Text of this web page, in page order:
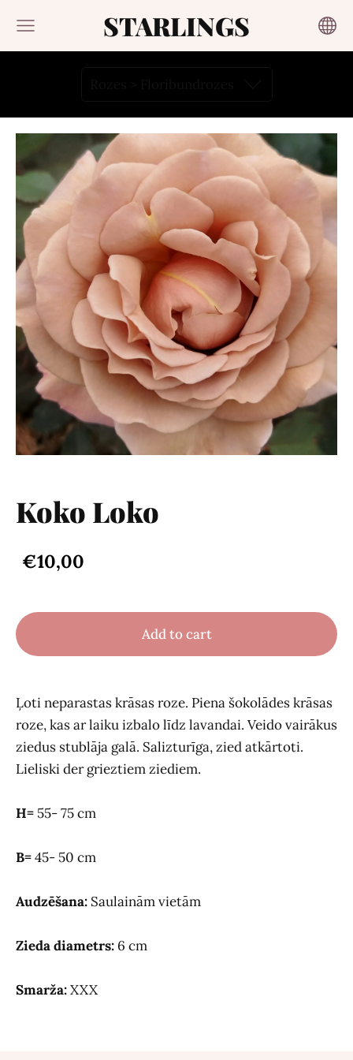
STARLINGS
Koko Loko
€10,00
Add to cart
Ļoti neparastas krāsas roze. Piena šokolādes krāsas
roze, kas ar laiku izbalo līdz lavandai. Veido vairākus
ziedus stublāja galā. Salizturīga, zied atkārtoti.
Lieliski der grieztiem ziediem.
H= 55- 75 cm
B=45- 50 cm
Audzēšana: Saulainām vietām
Zieda diametrs: 6 cm
Smarža:XXX